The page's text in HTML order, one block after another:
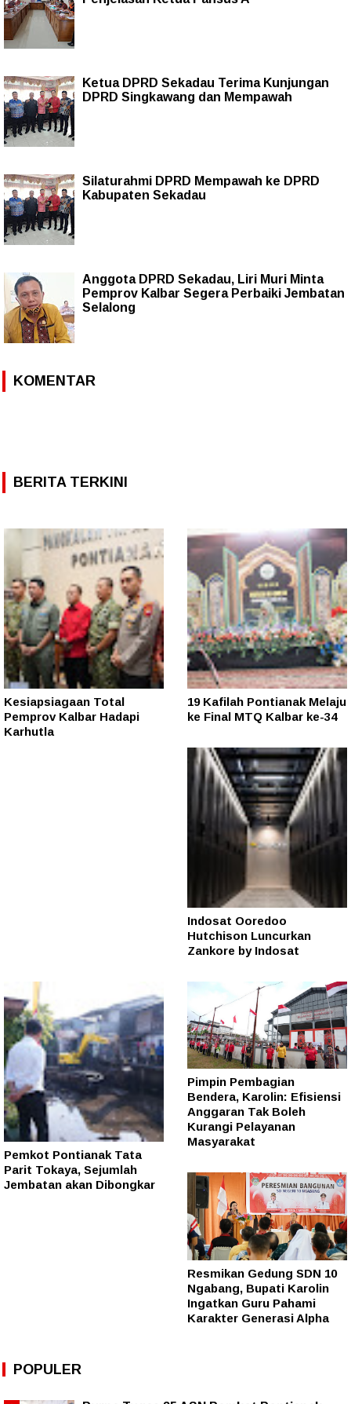
Ketua DPRD Sekadau Terima Kunjungan
DPRD Singkawang dan Mempawah
Silaturahmi DPRD Mempawah ke DPRD
Kabupaten Sekadau
Anggota DPRD Sekadau, Liri Muri Minta
Pemprov Kalbar Segera Perbaiki Jembatan
Selalong
KOMENTAR
BERITA TERKINI
Kesiapsiagaan Total
Pemprov Kalbar Hadapi
Karhutla
19 Kafilah Pontianak Melaju
ke Final MTQ Kalbar ke-34
Indosat Ooredoo
Hutchison Luncurkan
Zankore by Indosat
Pemkot Pontianak Tata
Parit Tokaya, Sejumlah
Jembatan akan Dibongkar
Pimpin Pembagian
Bendera, Karolin: Efisiensi
Anggaran Tak Boleh
Kurangi Pelayanan
Masyarakat
Resmikan Gedung SDN 10
Ngabang, Bupati Karolin
Ingatkan Guru Pahami
Karakter Generasi Alpha
POPULER